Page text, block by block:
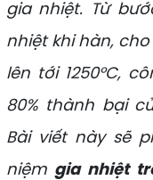
gia nhiệt. Từ
nhiệt khi hàn,
lên tới 1250°C,
80% thành bại
Bài viết này sẽ
niệm gia nhiệt